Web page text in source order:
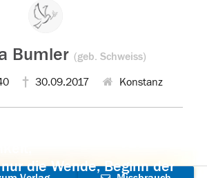
Bumler (geb. Schweiss)
30.09.2017 Konstanz
die Wende, Beginn der